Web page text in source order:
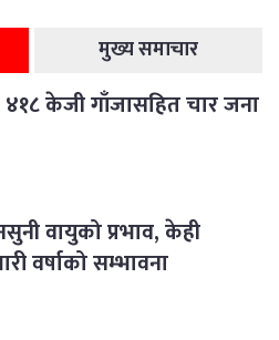
मुख्य समाचार
केजी गाँजासहित चार जना
वायुको प्रभाव, केही
वर्षाको सम्भावना